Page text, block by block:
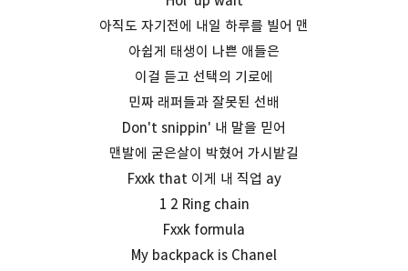
아직도 자기전에 내일 하루를 빌어 맨
아쉽게 태생이 나쁜 애들은
이걸 듣고 선택의 기로에
민짜 래퍼들과 잘못된 선배
Don't snippin' 내 말을 믿어
맨발에 굳은살이 박혔어 가시밭길
Fxxk that 이게 내 직업 ay
1 2 Ring chain
Fxxk formula
My backpack is Chanel